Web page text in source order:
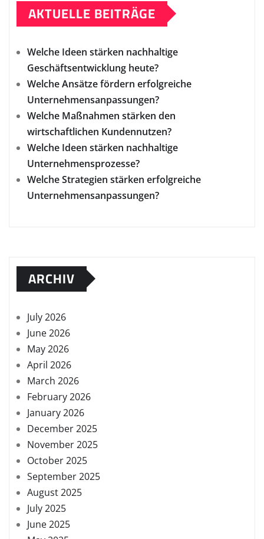
AKTUELLE BEITRÄGE
Welche Ideen stärken nachhaltige
Geschäftsentwicklung heute?
Welche Ansätze fördern erfolgreiche
Unternehmensanpassungen?
Welche Maßnahmen stärken den
wirtschaftlichen Kundennutzen?
Welche Ideen stärken nachhaltige
Unternehmensprozesse?
Welche Strategien stärken erfolgreiche
Unternehmensanpassungen?
ARCHIV
July 2026
June 2026
May 2026
April 2026
March 2026
February 2026
January 2026
December 2025
November 2025
October 2025
September 2025
August 2025
July 2025
June 2025